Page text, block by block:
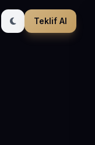
Teklif Al